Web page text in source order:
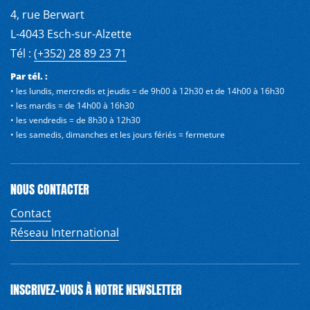
4, rue Berwart
L-4043 Esch-sur-Alzette
Tél : (+352) 28 89 23 71
Par tél. :
• les lundis, mercredis et jeudis = de 9h00 à 12h30 et de 14h00 à 16h30
• les mardis = de 14h00 à 16h30
• les vendredis = de 8h30 à 12h30
• les samedis, dimanches et les jours fériés = fermeture
NOUS CONTACTER
Contact
Réseau International
INSCRIVEZ-VOUS À NOTRE NEWSLETTER